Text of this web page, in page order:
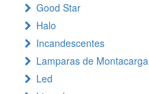
Good Star
Halo
Incandescentes
Lamparas de Montacarga
Led